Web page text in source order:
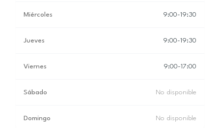
Miércoles 9:00-19:30
Jueves 9:00-19:30
Viernes 9:00-17:00
Sábado No disponible
Domingo No disponible